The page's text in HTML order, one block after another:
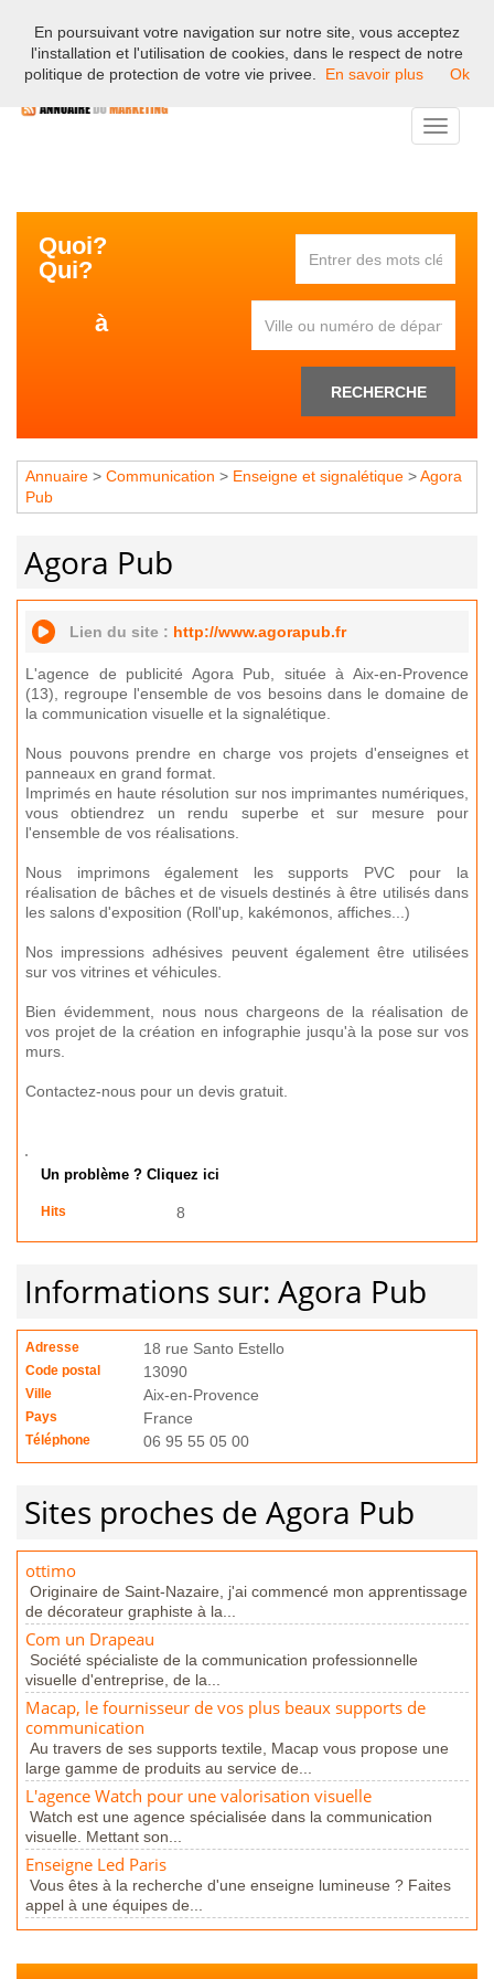
Bienvenue sur l'annuaire professionnel du marketing et de la
communication en France.
Toggle
Quoi?
Qui?
à
RECHERCHE
Annuaire > Communication > Enseigne et signalétique >Agora
Pub
Agora Pub
Lien du site : http://www.agorapub.fr
L'agence de publicité Agora Pub, située à Aix-en-Provence
(13), regroupe l'ensemble de vos besoins dans le domaine de
la communication visuelle et la signalétique.
Nous pouvons prendre en charge vos projets d'enseignes et
panneaux en grand format.
Imprimés en haute résolution sur nos imprimantes numériques,
vous obtiendrez un rendu superbe et sur mesure pour
l'ensemble de vos réalisations.
Nous imprimons également les supports PVC pour la
réalisation de bâches et de visuels destinés à être utilisés dans
les salons d'exposition (Roll'up, kakémonos, affiches...)
Nos impressions adhésives peuvent également être utilisées
sur vos vitrines et véhicules.
Bien évidemment, nous nous chargeons de la réalisation de
vos projet de la création en infographie jusqu'à la pose sur vos
murs.
Contactez-nous pour un devis gratuit.
Un problème ? Cliquez ici
Hits 8
Informations sur: Agora Pub
Adresse 18 rue Santo Estello
Code postal 13090
Ville Aix-en-Provence
Pays France
Téléphone 06 95 55 05 00
Sites proches de Agora Pub
ottimo
Originaire de Saint-Nazaire, j'ai commencé mon apprentissage
de décorateur graphiste à la...
Com un Drapeau
Société spécialiste de la communication professionnelle
visuelle d'entreprise, de la...
Macap, le fournisseur de vos plus beaux supports de
communication
Au travers de ses supports textile, Macap vous propose une
large gamme de produits au service de...
L'agence Watch pour une valorisation visuelle
Watch est une agence spécialisée dans la communication
visuelle. Mettant son...
Enseigne Led Paris
Vous êtes à la recherche d'une enseigne lumineuse ? Faites
appel à une équipes de...
En poursuivant votre navigation sur notre site, vous acceptez
l'installation et l'utilisation de cookies, dans le respect de notre
politique de protection de votre vie privee.
En savoir plus Ok